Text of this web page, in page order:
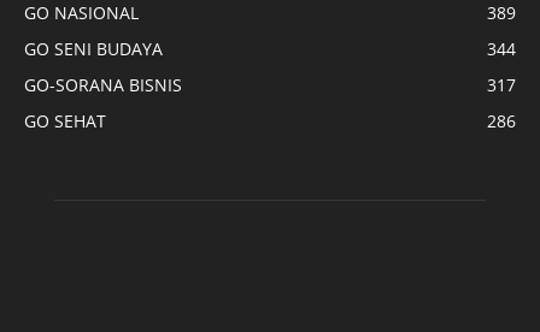
GO NASIONAL
389
GO SENI BUDAYA
344
GO-SORANA BISNIS
317
GO SEHAT
286